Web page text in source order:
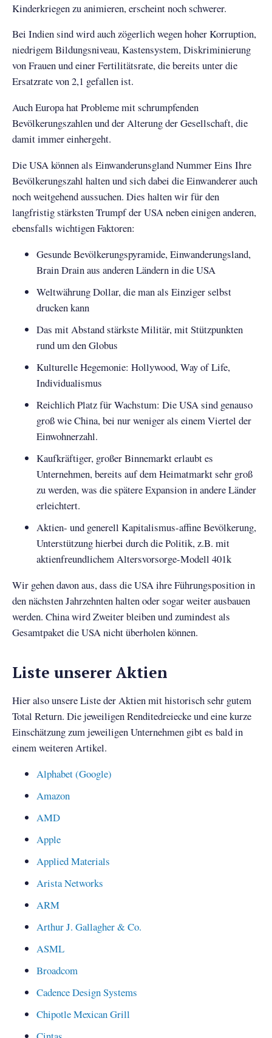
Kinderkriegen zu animieren, erscheint noch schwerer.
Bei Indien sind wird auch zögerlich wegen hoher Korruption,
niedrigem Bildungsniveau, Kastensystem, Diskriminierung
von Frauen und einer Fertilitätsrate, die bereits unter die
Ersatzrate von 2,1 gefallen ist.
Auch Europa hat Probleme mit schrumpfenden
Bevölkerungszahlen und der Alterung der Gesellschaft, die
damit immer einhergeht.
Die USA können als Einwanderunsgland Nummer Eins Ihre
Bevölkerungszahl halten und sich dabei die Einwanderer auch
noch weitgehend aussuchen. Dies halten wir für den
langfristig stärksten Trumpf der USA neben einigen anderen,
ebensfalls wichtigen Faktoren:
Gesunde Bevölkerungspyramide, Einwanderungsland,
Brain Drain aus anderen Ländern in die USA
Weltwährung Dollar, die man als Einziger selbst
drucken kann
Das mit Abstand stärkste Militär, mit Stützpunkten
rund um den Globus
Kulturelle Hegemonie: Hollywood, Way of Life,
Individualismus
Reichlich Platz für Wachstum: Die USA sind genauso
groß wie China, bei nur weniger als einem Viertel der
Einwohnerzahl.
Kaufkräftiger, großer Binnemarkt erlaubt es
Unternehmen, bereits auf dem Heimatmarkt sehr groß
zu werden, was die spätere Expansion in andere Länder
erleichtert.
Aktien- und generell Kapitalismus-affine Bevölkerung,
Unterstützung hierbei durch die Politik, z.B. mit
aktienfreundlichem Altersvorsorge-Modell 401k
Wir gehen davon aus, dass die USA ihre Führungsposition in
den nächsten Jahrzehnten halten oder sogar weiter ausbauen
werden. China wird Zweiter bleiben und zumindest als
Gesamtpaket die USA nicht überholen können.
Liste unserer Aktien
Hier also unsere Liste der Aktien mit historisch sehr gutem
Total Return. Die jeweiligen Renditedreiecke und eine kurze
Einschätzung zum jeweiligen Unternehmen gibt es bald in
einem weiteren Artikel.
Alphabet (Google)
Amazon
AMD
Apple
Applied Materials
Arista Networks
ARM
Arthur J. Gallagher & Co.
ASML
Broadcom
Cadence Design Systems
Chipotle Mexican Grill